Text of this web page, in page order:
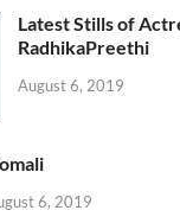
Latest Stills of
RadhikaPreethi
August 6, 2019
6, 2019